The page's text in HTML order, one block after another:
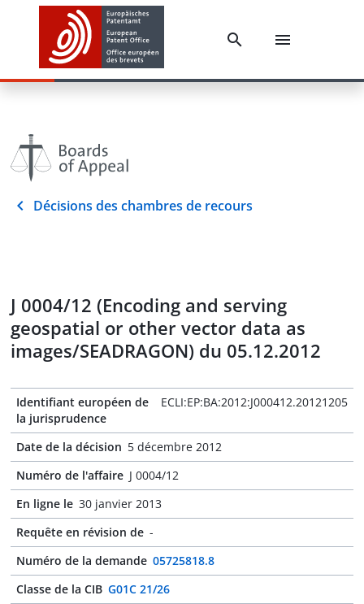
Décisions des chambres de recours
J 0004/12 (Encoding and serving
geospatial or other vector data as
images/SEADRAGON) du 05.12.2012
Identifiant européen de
la jurisprudence
ECLI:EP:BA:2012:J000412.20121205
Date de la décision 5 décembre 2012
Numéro de l'affaire J 0004/12
En ligne le 30 janvier 2013
Requête en révision de -
Numéro de la demande 05725818.8
Classe de la CIB G01C 21/26